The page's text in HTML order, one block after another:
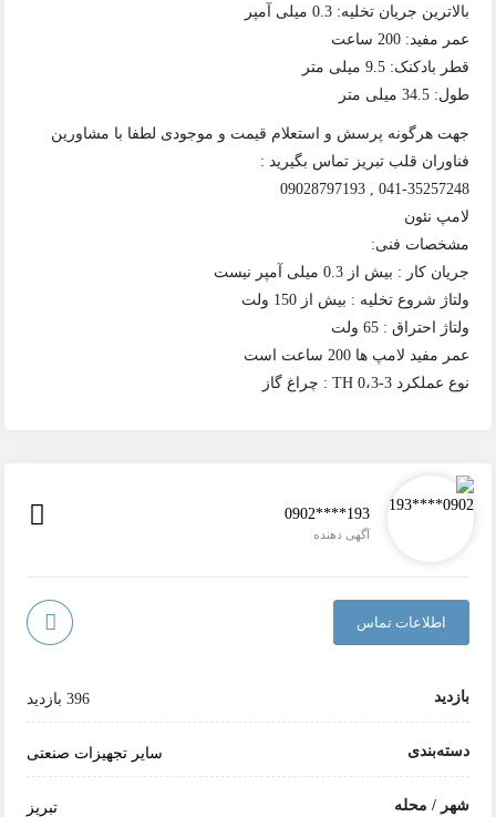
بالاترین جریان تخلیه: 0.3 میلی آمپر
عمر مفید: 200 ساعت
قطر بادکنک: 9.5 میلی متر
طول: 34.5 میلی متر
جهت هرگونه پرسش و استعلام قیمت و موجودی لطفا با مشاورین
فناوران قلب تبریز تماس بگیرید :
041-35257248 , 09028797193
لامپ نئون
مشخصات فنی:
جریان کار : بیش از 0.3 میلی آمپر نیست
ولتاژ شروع تخلیه : بیش از 150 ولت
ولتاژ احتراق : 65 ولت
عمر مفید لامپ ها 200 ساعت است
نوع عملکرد ТН 0،3-3 : چراغ گاز
0902****193
آگهی دهنده
اطلاعات تماس
بازدید 396 بازدید
دسته‌بندی سایر تجهیزات صنعتی
شهر / محله تبریز